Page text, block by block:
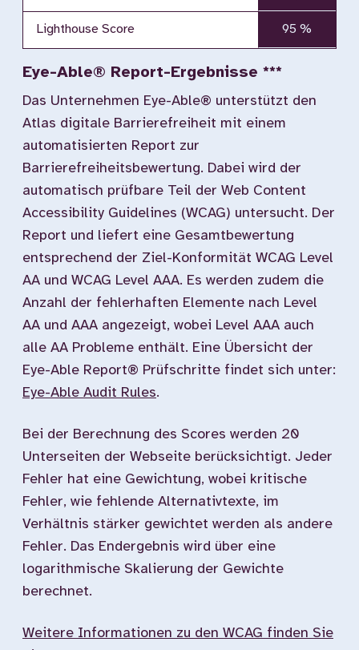
Lighthouse Score 95 %
Eye-Able® Report-Ergebnisse ***
Das Unternehmen Eye-Able® unterstützt den
Atlas digitale Barrierefreiheit mit einem
automatisierten Report zur
Barrierefreiheitsbewertung. Dabei wird der
automatisch prüfbare Teil der Web Content
Accessibility Guidelines (WCAG) untersucht. Der
Report und liefert eine Gesamtbewertung
entsprechend der Ziel-Konformität WCAG Level
AA und WCAG Level AAA. Es werden zudem die
Anzahl der fehlerhaften Elemente nach Level
AA und AAA angezeigt, wobei Level AAA auch
alle AA Probleme enthält. Eine Übersicht der
Eye-Able Report® Prüfschritte findet sich unter:
Eye-Able Audit Rules.
Bei der Berechnung des Scores werden 20
Unterseiten der Webseite berücksichtigt. Jeder
Fehler hat eine Gewichtung, wobei kritische
Fehler, wie fehlende Alternativtexte, im
Verhältnis stärker gewichtet werden als andere
Fehler. Das Endergebnis wird über eine
logarithmische Skalierung der Gewichte
berechnet.
Weitere Informationen zu den WCAG finden Sie